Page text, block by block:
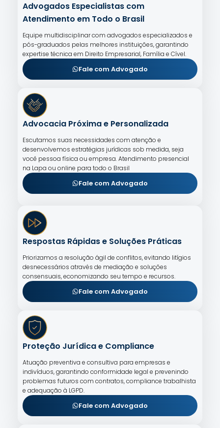
Advogados Especialistas com
Atendimento em Todo o Brasil
Equipe multidisciplinar com advogados especializados e
pós-graduados pelas melhores instituições, garantindo
expertise técnica em Direito Empresarial, Família e Cível.
Fale com Advogado
Advocacia Próxima e Personalizada
Escutamos suas necessidades com atenção e
desenvolvemos estratégias jurídicas sob medida, seja
você pessoa física ou empresa. Atendimento presencial
na Lapa ou online para todo o Brasil
Fale com Advogado
Respostas Rápidas e Soluções Práticas
Priorizamos a resolução ágil de conflitos, evitando litígios
desnecessários através de mediação e soluções
consensuais, economizando seu tempo e recursos.
Fale com Advogado
Proteção Jurídica e Compliance
Atuação preventiva e consultiva para empresas e
indivíduos, garantindo conformidade legal e prevenindo
problemas futuros com contratos, compliance trabalhista
e adequação à LGPD.
Fale com Advogado